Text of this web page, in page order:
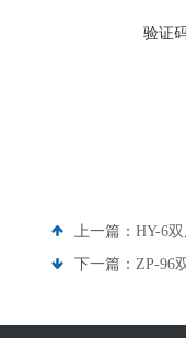
验证
上一篇： HY-6
下一篇： ZP-96